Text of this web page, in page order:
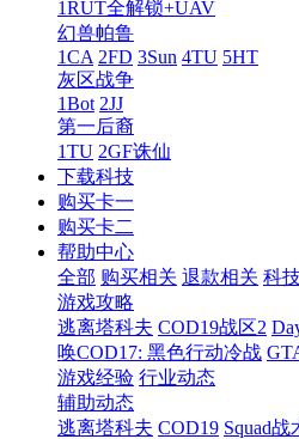
1RUT全解锁+UAV
幻兽帕鲁
1CA 2FD 3Sun 4TU 5HT
灰区战争
1Bot 2JJ
第一后裔
1TU 2GF诛仙
下载科技
购买卡一
购买卡二
帮助中心
全部 购买相关 退款相关 科
游戏攻略
逃离塔科夫 COD19战区2
唤COD17: 黑色行动冷战
游戏经验 行业动态
辅助动态
逃离塔科夫 COD19 Squad战